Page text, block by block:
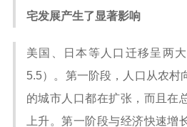
宅发展产生了显著影响
美国、日本等人口迁移呈两
5.5）。第一阶段，人口从农村
的城市人口都在扩张，而且在
上升。第一阶段与经济快速增